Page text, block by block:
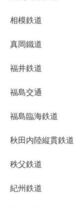
相模鉄道
真岡鐵道
福井鉄道
福島交通
福島臨海鉄道
秋田内陸縦貫鉄道
秩父鉄道
紀州鉄道